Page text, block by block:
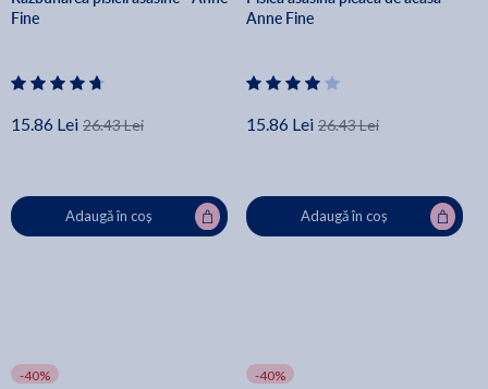
Fine
15.86 Lei 26.43 Lei
Adaugă în coș
Anne Fine
15.86 Lei 26.43 Lei
Adaugă în coș
-40% -40%